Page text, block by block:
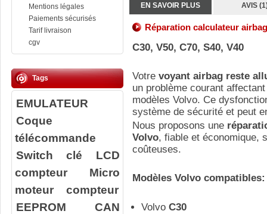
Mentions légales
Paiements sécurisés
Tarif livraison
cgv
Tags
EMULATEUR
Coque
télécommande
Switch clé
LCD
compteur
Micro
moteur compteur
EEPROM
CAN
EN SAVOIR PLUS AVIS
Réparation calculateur
C30, V50, C70, S40, V40
Votre voyant airbag reste
un problème courant
modèles Volvo. Ce
système de sécurité et peut
Nous proposons une
Volvo, fiable et économique,
coûteuses.
Modèles Volvo compatibles:
Volvo C30